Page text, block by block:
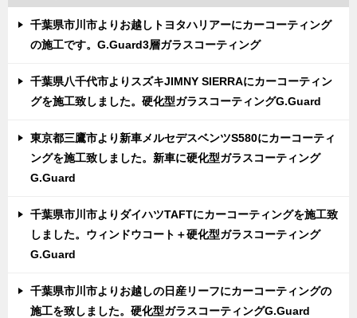
千葉県市川市よりお越しトヨタハリアーにカーコーティング
の施工です。G.Guard3層ガラスコーティング
千葉県八千代市よりスズキJIMNY SIERRAにカーコーティン
グを施工致しました。硬化型ガラスコーティングG.Guard
東京都三鷹市より新車メルセデスベンツS580にカーコーティ
ングを施工致しました。新車に硬化型ガラスコーティング
G.Guard
千葉県市川市よりダイハツTAFTにカーコーティングを施工致
しました。ウィンドウコート＋硬化型ガラスコーティング
G.Guard
千葉県市川市よりお越しの日産リーフにカーコーティングの
施工を致しました。硬化型ガラスコーティングG.Guard